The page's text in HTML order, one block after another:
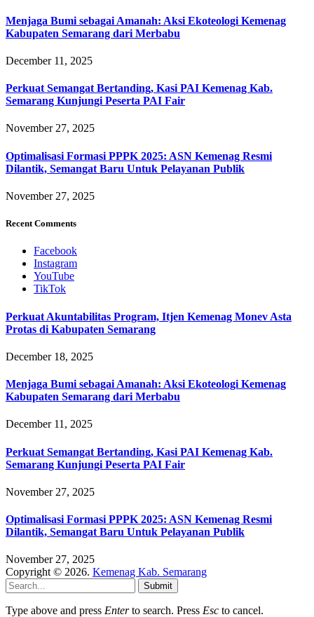
Menjaga Bumi sebagai Amanah: Aksi Ekoteologi Kemenag
Kabupaten Semarang dari Merbabu
December 11, 2025
Perkuat Semangat Bertanding, Kasi PAI Kemenag Kab.
Semarang Kunjungi Peserta PAI Fair
November 27, 2025
Optimalisasi Formasi PPPK 2025: ASN Kemenag Resmi
Dilantik, Semangat Baru Untuk Pelayanan Publik
November 27, 2025
Recent Comments
Facebook
Instagram
YouTube
TikTok
Perkuat Akuntabilitas Program, Itjen Kemenag Monev Asta
Protas di Kabupaten Semarang
December 18, 2025
Menjaga Bumi sebagai Amanah: Aksi Ekoteologi Kemenag
Kabupaten Semarang dari Merbabu
December 11, 2025
Perkuat Semangat Bertanding, Kasi PAI Kemenag Kab.
Semarang Kunjungi Peserta PAI Fair
November 27, 2025
Optimalisasi Formasi PPPK 2025: ASN Kemenag Resmi
Dilantik, Semangat Baru Untuk Pelayanan Publik
November 27, 2025
Copyright © 2026. Kemenag Kab. Semarang
Submit
Type above and press Enterto search. Press Esc to cancel.